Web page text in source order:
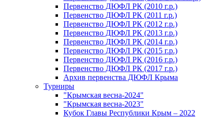
Первенство ДЮФЛ РК (2010 г.р.)
Первенство ДЮФЛ РК (2011 г.р.)
Первенство ДЮФЛ РК (2012 г.р.)
Первенство ДЮФЛ РК (2013 г.р.)
Первенство ДЮФЛ РК (2014 г.р.)
Первенство ДЮФЛ РК (2015 г.р.)
Первенство ДЮФЛ РК (2016 г.р.)
Первенство ДЮФЛ РК (2017 г.р.)
Архив первенства ДЮФЛ Крыма
Турниры
"Крымская весна-2024"
"Крымская весна-2023"
Кубок Главы Республики Крым – 2022